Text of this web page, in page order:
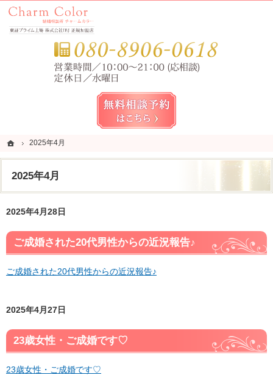
ホーム
2025年4月
2025年4月
錦糸町・亀戸・平井の結婚相談所なら当相談所へ。
錦糸町・亀戸・平井の結婚相談所なら短期成婚を目指すCharm Color (チャームカラー)
2025年4月28日
ご成婚された20代男性からの近況報告♪
ご成婚された20代男性からの近況報告♪
2025年4月27日
23歳女性・ご成婚です♡
23歳女性・ご成婚です♡
ホーム
2025年4月